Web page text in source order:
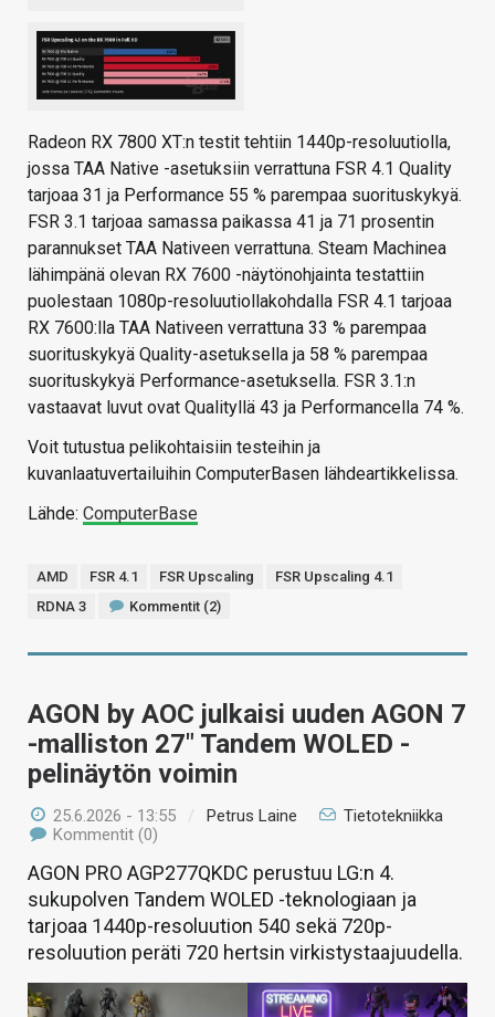
Radeon RX 7800 XT:n testit tehtiin 1440p-resoluutiolla,
jossa TAA Native -asetuksiin verrattuna FSR 4.1 Quality
tarjoaa 31 ja Performance 55 % parempaa suorituskykyä.
FSR 3.1 tarjoaa samassa paikassa 41 ja 71 prosentin
parannukset TAA Nativeen verrattuna. Steam Machinea
lähimpänä olevan RX 7600 -näytönohjainta testattiin
puolestaan 1080p-resoluutiollakohdalla FSR 4.1 tarjoaa
RX 7600:lla TAA Nativeen verrattuna 33 % parempaa
suorituskykyä Quality-asetuksella ja 58 % parempaa
suorituskykyä Performance-asetuksella. FSR 3.1:n
vastaavat luvut ovat Qualityllä 43 ja Performancella 74 %.
Voit tutustua pelikohtaisiin testeihin ja
kuvanlaatuvertailuihin ComputerBasen lähdeartikkelissa.
Lähde: ComputerBase
AMD FSR 4.1 FSR Upscaling
FSR Upscaling 4.1
RDNA 3
Kommentit (2)
AGON by AOC julkaisi uuden AGON 7
-malliston 27″ Tandem WOLED -
pelinäytön voimin
25.6.2026 - 13:55 / Petrus Laine
Tietotekniikka
Kommentit (0)
AGON PRO AGP277QKDC perustuu LG:n 4.
sukupolven Tandem WOLED -teknologiaan ja
tarjoaa 1440p-resoluution 540 sekä 720p-
resoluution peräti 720 hertsin virkistystaajuudella.